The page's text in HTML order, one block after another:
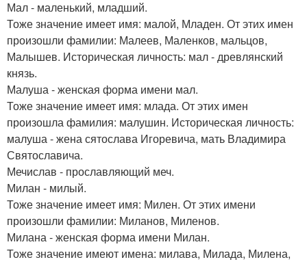
Мал - маленький, младший.
Тоже значение имеет имя: малой, Младен. От этих имен
произошли фамилии: Малеев, Маленков, мальцов,
Малышев. Историческая личность: мал - древлянский
князь.
Малуша - женская форма имени мал.
Тоже значение имеет имя: млада. От этих имен
произошла фамилия: малушин. Историческая личность:
малуша - жена сятослава Игоревича, мать Владимира
Святославича.
Мечислав - прославляющий меч.
Милан - милый.
Тоже значение имеет имя: Милен. От этих имени
произошли фамилии: Миланов, Миленов.
Милана - женская форма имени Милан.
Тоже значение имеют имена: милава, Милада, Милена,